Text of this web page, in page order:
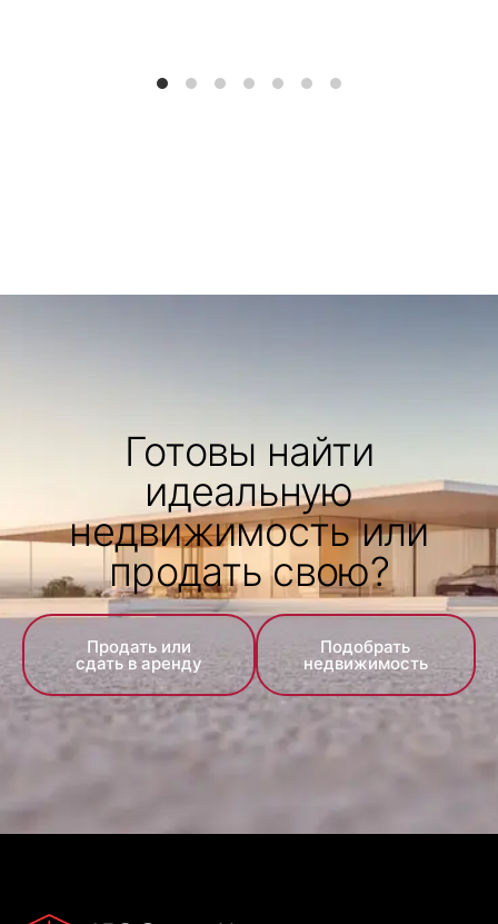
Готовы найти
идеальную
недвижимость или
продать свою?
Продать или
сдать в аренду
Подобрать
недвижимость